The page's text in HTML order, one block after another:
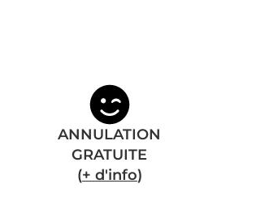
ANNULATION
GRATUITE
(+ d'info)